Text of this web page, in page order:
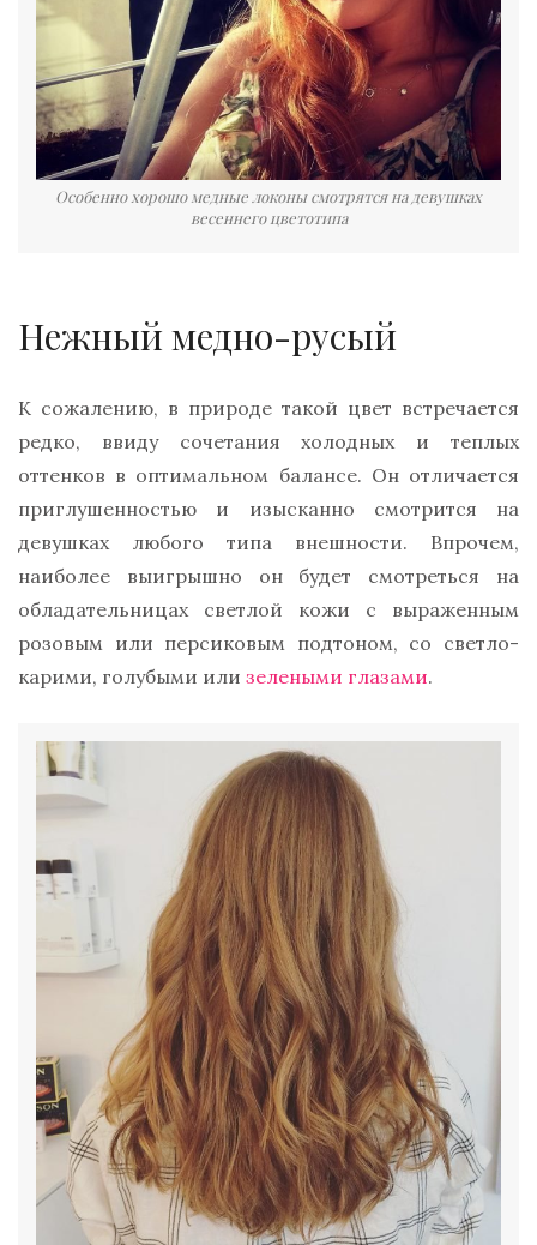
Особенно хорошо медные локоны смотрятся на девушках
весеннего цветотипа
Нежный медно-русый
К сожалению, в природе такой цвет встречается
редко, ввиду сочетания холодных и теплых
оттенков в оптимальном балансе. Он отличается
приглушенностью и изысканно смотрится на
девушках любого типа внешности. Впрочем,
наиболее выигрышно он будет смотреться на
обладательницах светлой кожи с выраженным
розовым или персиковым подтоном, со светло-
карими, голубыми или зелеными глазами.